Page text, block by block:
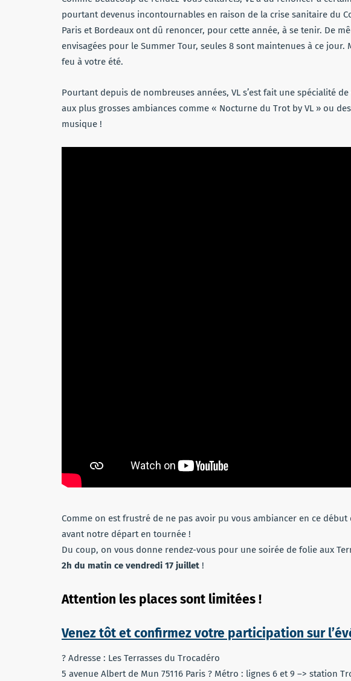
pourtant devenus incontournables en raison de la crise sanitaire du
Paris et Bordeaux ont dû renoncer, pour cette année, à se tenir. De
envisagées pour le Summer Tour, seules 8 sont maintenues à ce
feu à votre été.
Pourtant depuis de nombreuses années, VL s’est fait une spécialité
aux plus grosses ambiances comme « Nocturne du Trot by VL » ou
musique !
Comme on est frustré de ne pas avoir pu vous ambiancer en ce
avant notre départ en tournée !
Du coup, on vous donne rendez-vous pour une soirée de folie aux
2h du matin ce vendredi 17 juillet !
Attention les places sont limitées !
Venez tôt et confirmez votre participation sur
? Adresse : Les Terrasses du Trocadéro
5 avenue Albert de Mun 75116 Paris ? Métro : lignes 6 et 9 –> station